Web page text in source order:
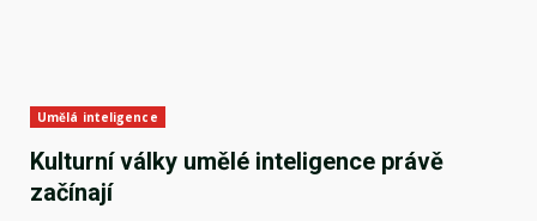
Umělá inteligence
Kulturní války umělé inteligence právě
začínají